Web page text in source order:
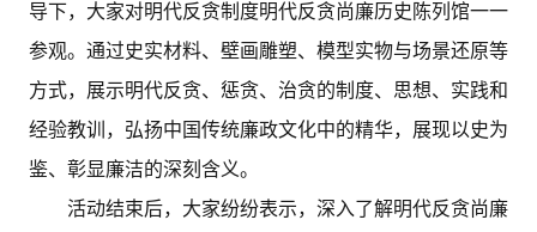
导下，大家对明代反贪制度明代反贪尚廉历史陈列馆一一
参观。通过史实材料、壁画雕塑、模型实物与场景还原等
方式，展示明代反贪、惩贪、治贪的制度、思想、实践和
经验教训，弘扬中国传统廉政文化中的精华，展现以史为
鉴、彰显廉洁的深刻含义。
活动结束后，大家纷纷表示，深入了解明代反贪尚廉